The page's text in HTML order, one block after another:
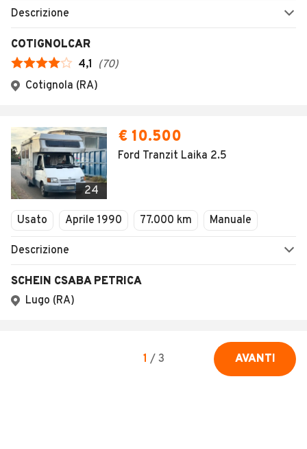
Descrizione
COTIGNOLCAR
4,1 (70)
Cotignola (RA)
24
€ 10.500
Ford Tranzit Laika 2.5
Usato Aprile 1990 77.000 km Manuale
Descrizione
SCHEIN CSABA PETRICA
Lugo (RA)
1 / 3 AVANTI